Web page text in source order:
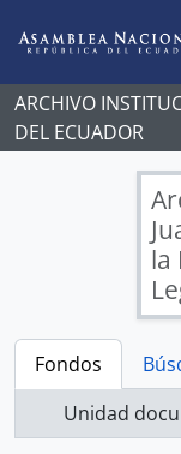
ARCHIVO
DEL ECUADOR
la
Fondos
Unidad